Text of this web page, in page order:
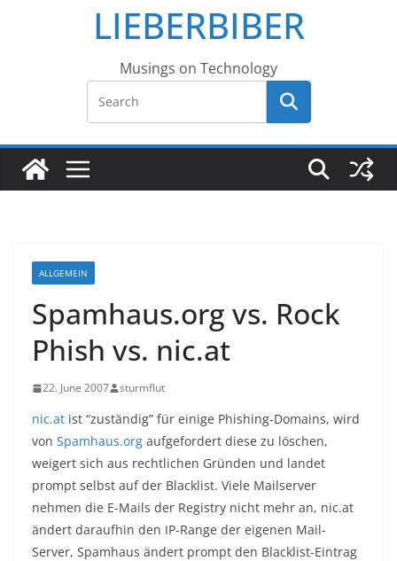
LIEBERBIBER
Musings on Technology
ALLGEMEIN
Spamhaus.org vs. Rock
Phish vs. nic.at
22. June 2007 sturmflut
nic.at ist “zuständig” für einige Phishing-Domains, wird
von Spamhaus.org aufgefordert diese zu löschen,
weigert sich aus rechtlichen Gründen und landet
prompt selbst auf der Blacklist. Viele Mailserver
nehmen die E-Mails der Registry nicht mehr an, nic.at
ändert daraufhin den IP-Range der eigenen Mail-
Server, Spamhaus ändert prompt den Blacklist-Eintrag